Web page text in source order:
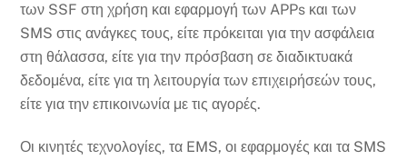
των SSF στη χρήση και εφαρμογή των APPs και των
SMS στις ανάγκες τους, είτε πρόκειται για την ασφάλεια
στη θάλασσα, είτε για την πρόσβαση σε διαδικτυακά
δεδομένα, είτε για τη λειτουργία των επιχειρήσεών τους,
είτε για την επικοινωνία με τις αγορές.
Οι κινητές τεχνολογίες, τα EMS, οι εφαρμογές και τα SMS